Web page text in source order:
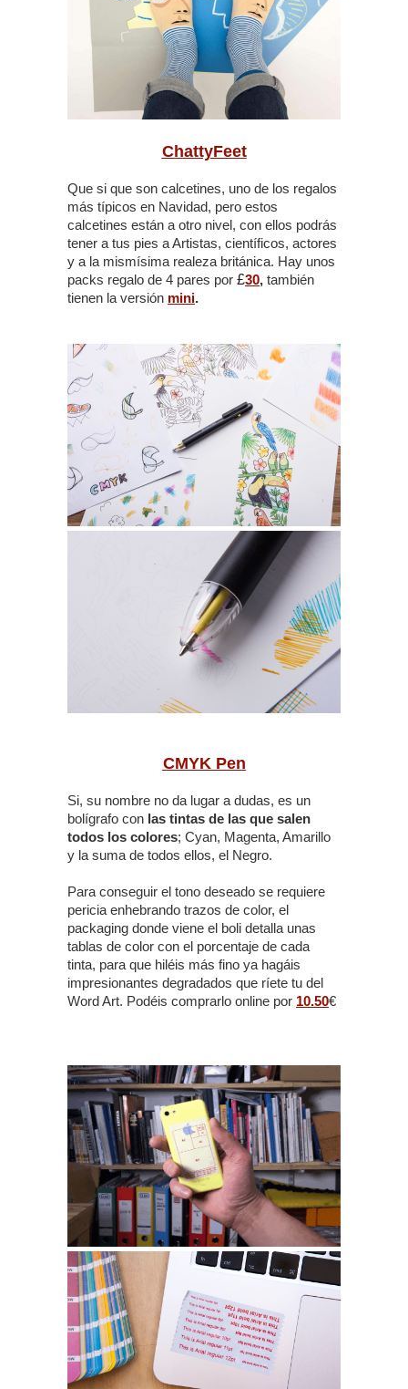
ChattyFeet
Que si que son calcetines, uno de los regalos
más típicos en Navidad, pero estos
calcetines están a otro nivel, con ellos podrás
tener a tus pies a Artistas, científicos, actores
y a la mismísima realeza británica. Hay unos
packs regalo de 4 pares por £30, también
tienen la versión mini.
CMYK Pen
Si, su nombre no da lugar a dudas, es un
bolígrafo con las tintas de las que salen
todos los colores; Cyan, Magenta, Amarillo
y la suma de todos ellos, el Negro.
Para conseguir el tono deseado se requiere
pericia enhebrando trazos de color, el
packaging donde viene el boli detalla unas
tablas de color con el porcentaje de cada
tinta, para que hiléis más fino ya hagáis
impresionantes degradados que ríete tu del
Word Art. Podéis comprarlo online por 10.50€